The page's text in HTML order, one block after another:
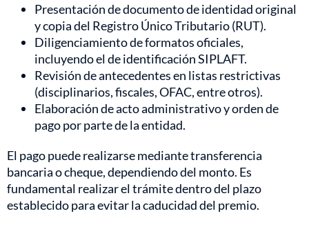
Presentación de documento de identidad original
y copia del Registro Único Tributario (RUT).
Diligenciamiento de formatos oficiales,
incluyendo el de identificación SIPLAFT.
Revisión de antecedentes en listas restrictivas
(disciplinarios, fiscales, OFAC, entre otros).
Elaboración de acto administrativo y orden de
pago por parte de la entidad.
El pago puede realizarse mediante transferencia
bancaria o cheque, dependiendo del monto. Es
fundamental realizar el trámite dentro del plazo
establecido para evitar la caducidad del premio.